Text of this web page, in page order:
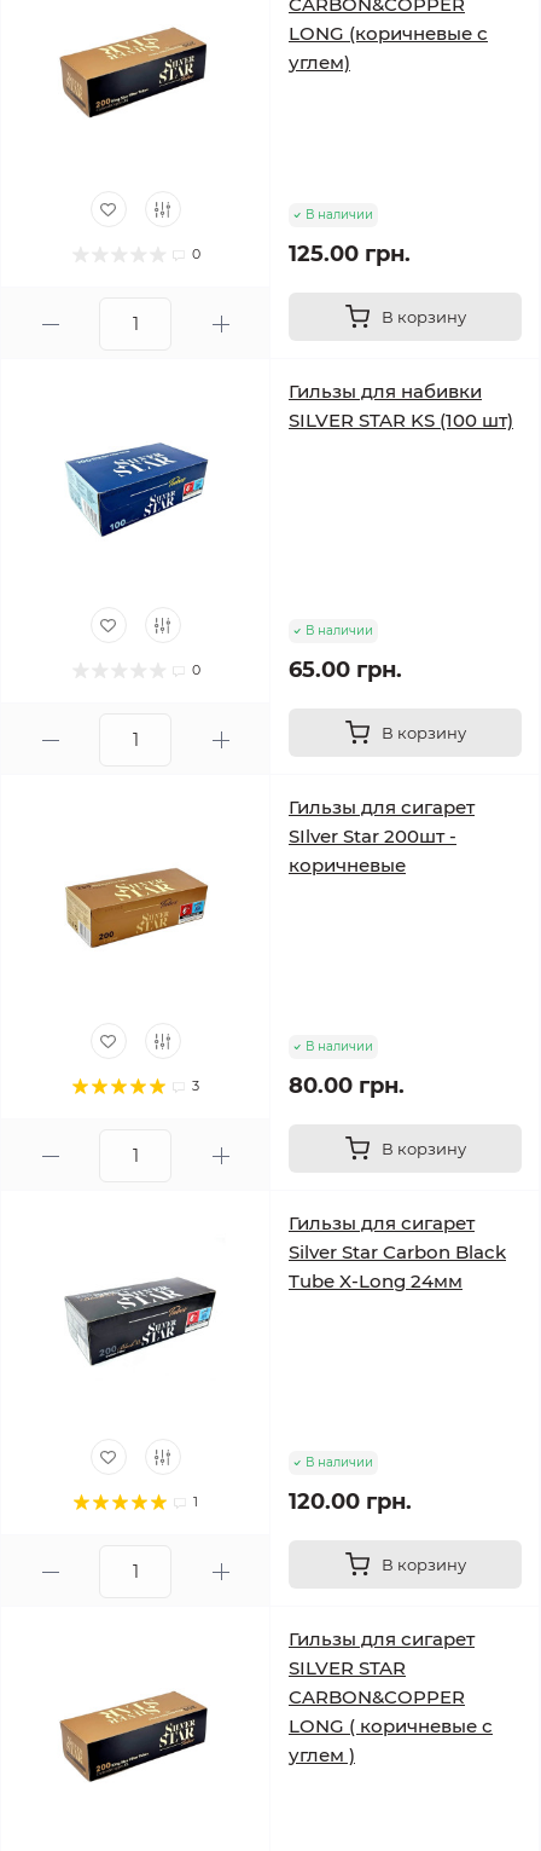
0
LONG (коричневые с
углем)
В наличии
125.00 грн.
В корзину
0
Гильзы для набивки
SILVER STAR KS (100 шт)
В наличии
65.00 грн.
В корзину
3
Гильзы для сигарет
SIlver Star 200шт -
коричневые
В наличии
80.00 грн.
В корзину
1
Гильзы для сигарет
Silver Star Carbon Black
Tube X-Long 24мм
В наличии
120.00 грн.
В корзину
Гильзы для сигарет
SILVER STAR
CARBON&COPPER
LONG ( коричневые с
углем )